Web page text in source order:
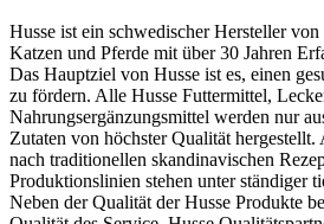
Husse ist ein schwedischer Hersteller
Katzen und Pferde mit über 30 Jahren
Das Hauptziel von Husse ist es, einen
zu fördern. Alle Husse Futtermittel,
Nahrungsergänzungsmittel werden nur
Zutaten von höchster Qualität
nach traditionellen skandinavischen
Produktionslinien stehen unter ständiger
Neben der Qualität der Husse Produkte